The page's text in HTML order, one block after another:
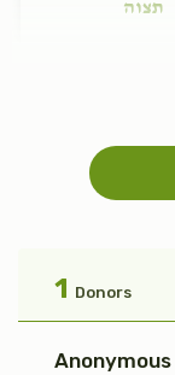
תצוה
1 Donors
Anonymous